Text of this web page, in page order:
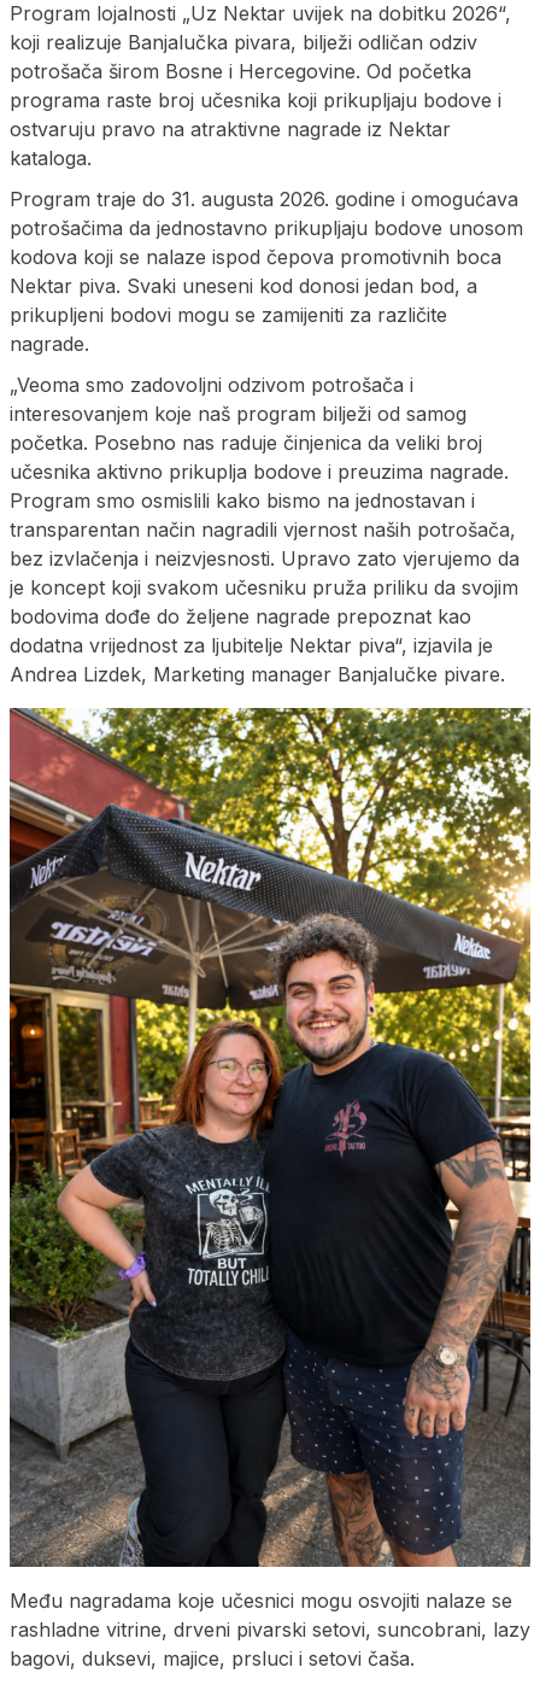
Program lojalnosti „Uz Nektar uvijek na dobitku 2026“,
koji realizuje Banjalučka pivara, bilježi odličan odziv
potrošača širom Bosne i Hercegovine. Od početka
programa raste broj učesnika koji prikupljaju bodove i
ostvaruju pravo na atraktivne nagrade iz Nektar
kataloga.
Program traje do 31. augusta 2026. godine i omogućava
potrošačima da jednostavno prikupljaju bodove unosom
kodova koji se nalaze ispod čepova promotivnih boca
Nektar piva. Svaki uneseni kod donosi jedan bod, a
prikupljeni bodovi mogu se zamijeniti za različite
nagrade.
„Veoma smo zadovoljni odzivom potrošača i
interesovanjem koje naš program bilježi od samog
početka. Posebno nas raduje činjenica da veliki broj
učesnika aktivno prikuplja bodove i preuzima nagrade.
Program smo osmislili kako bismo na jednostavan i
transparentan način nagradili vjernost naših potrošača,
bez izvlačenja i neizvjesnosti. Upravo zato vjerujemo da
je koncept koji svakom učesniku pruža priliku da svojim
bodovima dođe do željene nagrade prepoznat kao
dodatna vrijednost za ljubitelje Nektar piva“, izjavila je
Andrea Lizdek, Marketing manager Banjalučke pivare.
Među nagradama koje učesnici mogu osvojiti nalaze se
rashladne vitrine, drveni pivarski setovi, suncobrani, lazy
bagovi, duksevi, majice, prsluci i setovi čaša.